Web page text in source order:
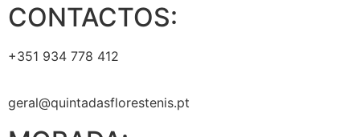
CONTACTOS:
+351 934 778 412
geral@quintadasflorestenis.pt